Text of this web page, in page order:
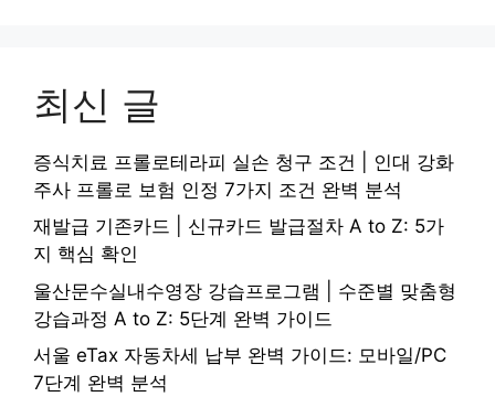
최신 글
증식치료 프롤로테라피 실손 청구 조건 | 인대 강화
주사 프롤로 보험 인정 7가지 조건 완벽 분석
재발급 기존카드 | 신규카드 발급절차 A to Z: 5가
지 핵심 확인
울산문수실내수영장 강습프로그램 | 수준별 맞춤형
강습과정 A to Z: 5단계 완벽 가이드
서울 eTax 자동차세 납부 완벽 가이드: 모바일/PC
7단계 완벽 분석